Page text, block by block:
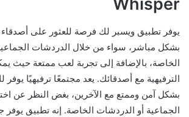
Whisper
يوفر تطبيق ويسبر لك فرصة للعثور على
بشكل مباشر، سواء من خلال الدردشات
الخاصة، بالإضافة إلى تجربة لعب ممتعة حيث
الترفيهية مع أصدقائك. يعد مجتمعًا ترفيهيًا
بشكل آمن وممتع مع الآخرين، بغض النظر عن
الجماعية أو الدردشات الخاصة. إنه تطبيق يوفر